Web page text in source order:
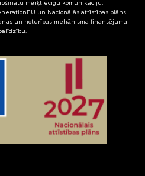
mērķtiecīgu komunikāciju.
un Nacionālās attīstības plāns.
un noturības mehānisma finansējuma